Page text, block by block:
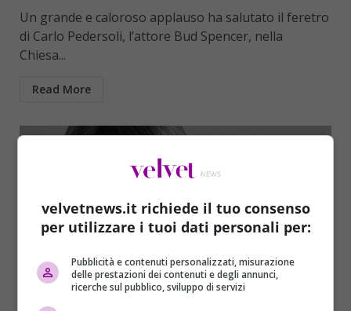
Un grande e caloroso applauso ha salutato il feretro
di Carlo Pedersoli, l’attore Bud Spencer, nella
Chiesa...
Read More
Editoriale del Direttore
velvetnews.it richiede il tuo consenso
per utilizzare i tuoi dati personali per:
Pubblicità e contenuti personalizzati, misurazione
delle prestazioni dei contenuti e degli annunci,
ricerche sul pubblico, sviluppo di servizi